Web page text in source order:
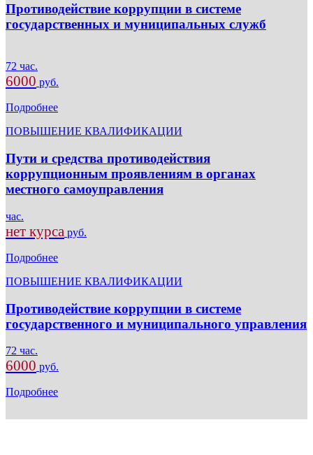
Противодействие коррупции в системе
государственных и муниципальных служб
72 час.
6000 руб.
Подробнее
ПОВЫШЕНИЕ КВАЛИФИКАЦИИ
Пути и средства противодействия
коррупционным проявлениям в органах
местного самоуправления
час.
нет курса руб.
Подробнее
ПОВЫШЕНИЕ КВАЛИФИКАЦИИ
Противодействие коррупции в системе
государственного и муниципального управления
72 час.
6000 руб.
Подробнее